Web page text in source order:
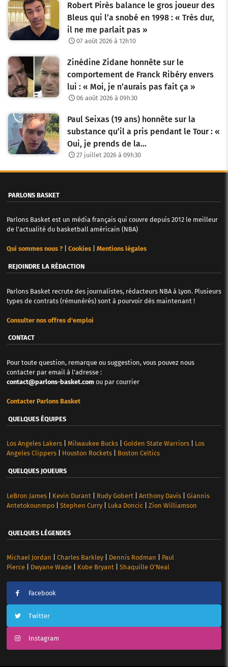
Robert Pirès balance le gros joueur des
Bleus qui l’a snobé en 1998 : « Très dur,
il ne me parlait pas »
07 août 2026 à 12h10
Zinédine Zidane honnête sur le
comportement de Franck Ribéry envers
lui : « Moi, je n’aurais pas fait ça »
06 août 2026 à 09h30
Paul Seixas (19 ans) honnête sur la
substance qu’il a pris pendant le Tour : «
Oui, je prends de la…
27 juillet 2026 à 09h30
PARLONS BASKET
Parlons Basket est un média français qui couvre depuis 2012 le meilleur
de l'actualité du basketball américain (NBA)
Qui sommes nous ?| Cookies| Mentions légales
REJOINDRE LA RÉDACTION
Parlons Basket recrute des journalistes, rédacteurs NBA à Lyon. Plusieurs
types de contrats (rémunérés) sont à pourvoir dès maintenant !
Consulter nos offres d'emploi
CONTACT
Pour toute question, remarque ou suggestion, vous pouvez nous
contacter par email à l'adresse :
contact@parlons-basket.com ou par courrier
Contacter Parlons Basket
QUELQUES ÉQUIPES
Los Angeles Lakers| Milwaukee Bucks| Golden State Warriors| Los
Angeles Clippers| Houston Rockets| Boston Celtics
QUELQUES JOUEURS
LeBron James| Kevin Durant Rudy Gobert Anthony Davis| Giannis
Antetokounmpo| Stephen Curry| Luka Doncic| Zion Williamson
QUELQUES LÉGENDES
Michael Jordan Charles Barkley| Dennis Rodman
Paul
Pierce| Dwyane Wade| Kobe Bryant| Shaquille O’Neal
Facebook
Twitter
Instagram